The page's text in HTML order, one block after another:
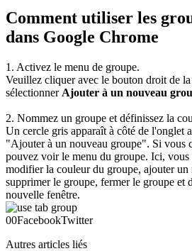
Comment utiliser les
dans Google Chrome
1. Activez le menu de groupe.
Veuillez cliquer avec le bouton droit de
sélectionner Ajouter à un nouveau
2. Nommez un groupe et définissez la
Un cercle gris apparaît à côté de l'onglet
"Ajouter à un nouveau groupe". Si vous
pouvez voir le menu du groupe. Ici,
modifier la couleur du groupe, ajouter
supprimer le groupe, fermer le groupe et
nouvelle fenêtre.
00FacebookTwitter
Autres articles liés